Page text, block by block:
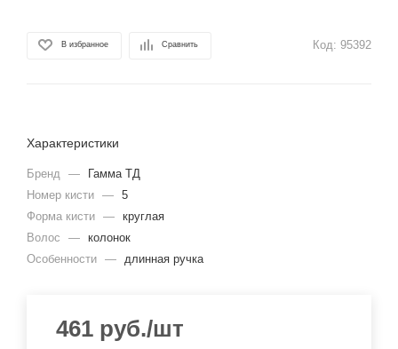
В избранное Сравнить Код: 95392
Характеристики
Бренд —
Гамма ТД
Номер кисти — 5
Форма кисти — круглая
Волос
— колонок
Особенности — длинная ручка
461 руб./шт